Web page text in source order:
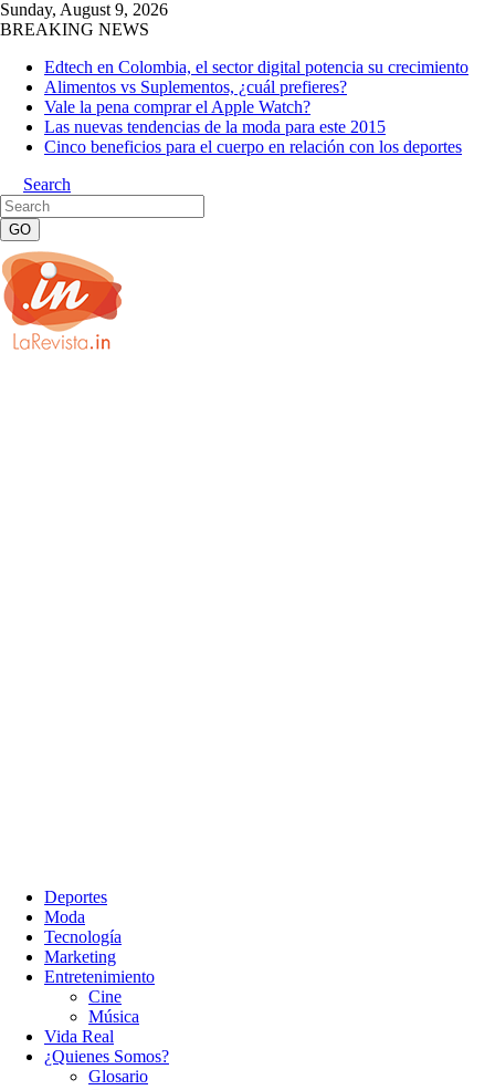
Sunday, August 9, 2026
BREAKING NEWS
Edtech en Colombia, el sector digital potencia su crecimiento
Alimentos vs Suplementos, ¿cuál prefieres?
Vale la pena comprar el Apple Watch?
Las nuevas tendencias de la moda para este 2015
Cinco beneficios para el cuerpo en relación con los deportes
Search
Deportes
Moda
Tecnología
Marketing
Entretenimiento
Cine
Música
Vida Real
¿Quienes Somos?
Glosario